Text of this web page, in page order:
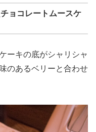
ョコレートムースケ
ーキの底がシャリシャ
のあるベリーと合わせ